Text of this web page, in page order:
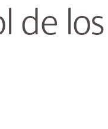
de los